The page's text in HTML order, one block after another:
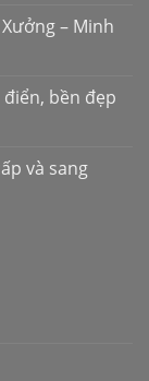
– Minh
bền đẹp
và sang